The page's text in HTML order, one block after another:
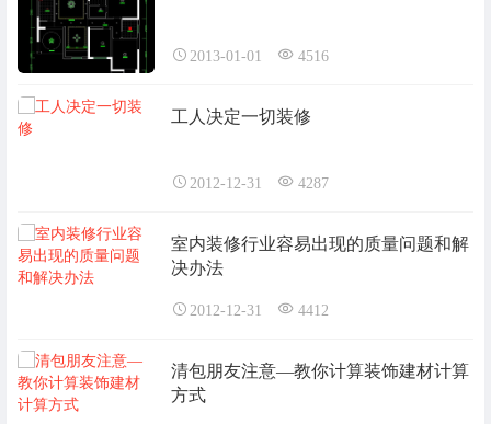
2013-01-01 4516
工人决定一切装修
2012-12-31 4287
室内装修行业容易出现的质量问题和解
决办法
2012-12-31 4412
清包朋友注意—教你计算装饰建材计算
方式